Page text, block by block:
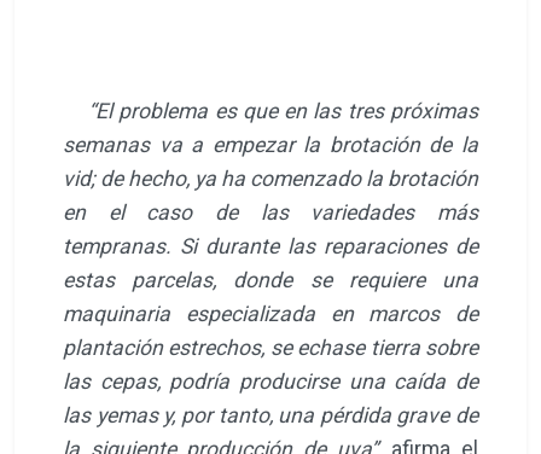
“El problema es que en las tres próximas
semanas va a empezar la brotación de la
vid; de hecho, ya ha comenzado la brotación
en el caso de las variedades más
tempranas. Si durante las reparaciones de
estas parcelas, donde se requiere una
maquinaria especializada en marcos de
plantación estrechos, se echase tierra sobre
las cepas, podría producirse una caída de
las yemas y, por tanto, una pérdida grave de
la siguiente producción de uva”,afirma el